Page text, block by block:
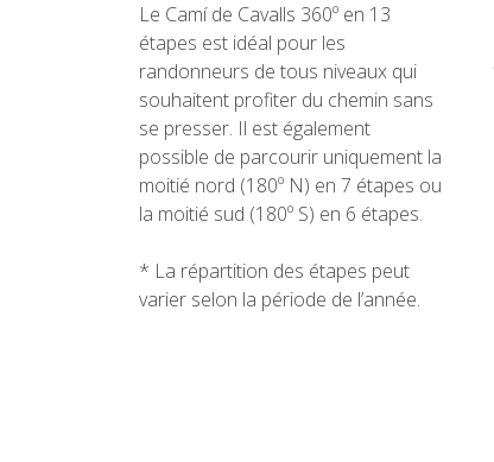
Le Camí de Cavalls 360º en 13
étapes est idéal pour les
randonneurs de tous niveaux qui
souhaitent profiter du chemin sans
se presser. Il est également
possible de parcourir uniquement la
moitié nord (180º N) en 7 étapes ou
la moitié sud (180º S) en 6 étapes.
* La répartition des étapes peut
varier selon la période de l’année.